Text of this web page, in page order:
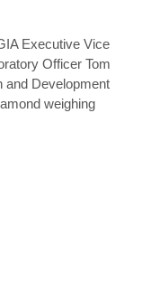
Executive Vice
Officer Tom
and Development
weighing